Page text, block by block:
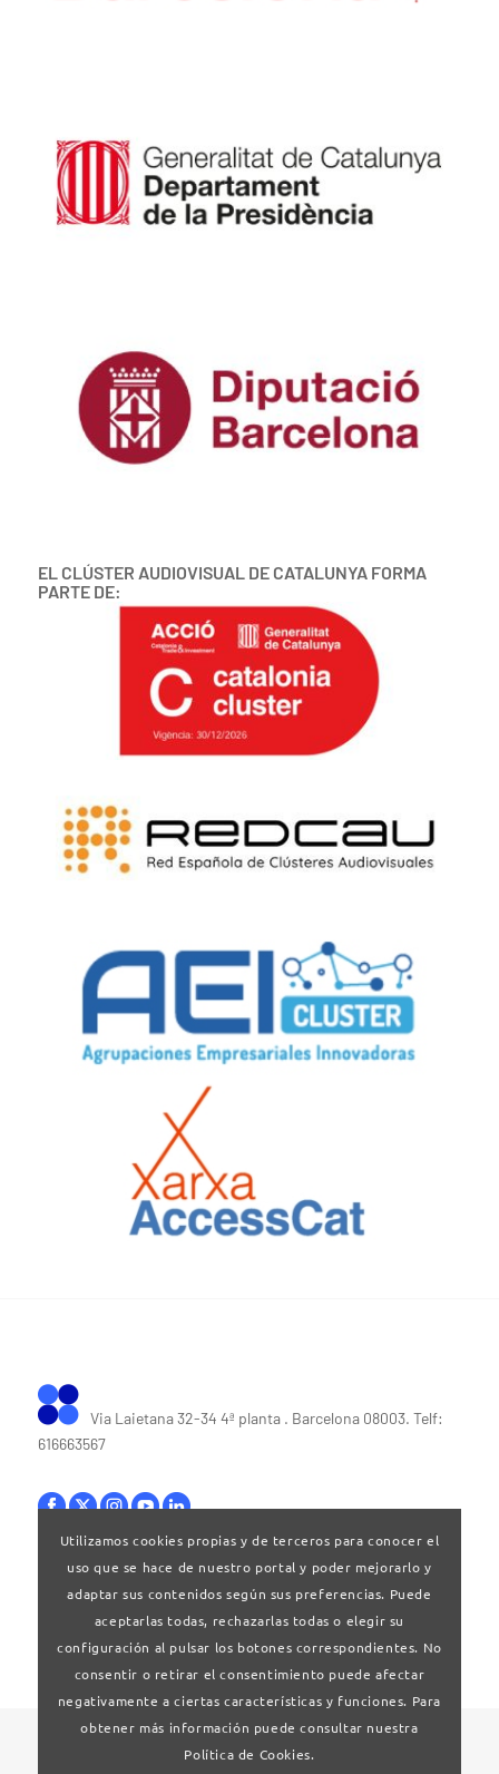
EL CLÚSTER AUDIOVISUAL DE CATALUNYA FORMA
PARTE DE:
Via Laietana 32-34 4ª planta . Barcelona 08003. Telf:
616663567
Bases legales|Política de privacitat
© 2024 Clúster Audiovisual de Catalunya
Utilizamos cookies propias y de terceros para conocer el
uso que se hace de nuestro portal y poder mejorarlo y
adaptar sus contenidos según sus preferencias. Puede
aceptarlas todas, rechazarlas todas o elegir su
configuración al pulsar los botones correspondientes. No
consentir o retirar el consentimiento puede afectar
negativamente a ciertas características y funciones. Para
obtener más información puede consultar nuestra
Política de Cookies.